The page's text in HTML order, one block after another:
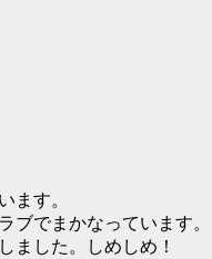
ます。
ブでまかなっています。
ました。しめしめ！